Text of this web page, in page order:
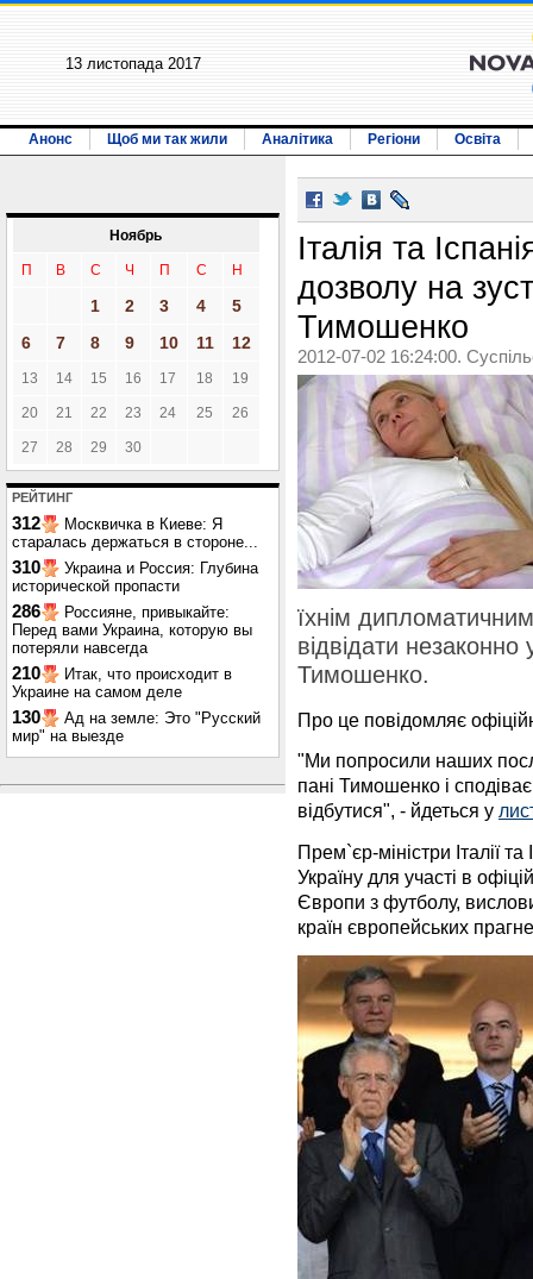
13 листопада 2017
Анонс Щоб ми так жили Аналітика Регіони Освіта
Ноябрь
П В С Ч П С Н
1 2 3 4
5
6
7 8 9 10 11 12
13 14 15 16 17 18 19
20 21 22 23 24 25 26
27 28 29 30
РЕЙТИНГ
312
Москвичка в Киеве: Я
старалась держаться в стороне...
310
Украина и Россия: Глубина
исторической пропасти
286
Россияне, привыкайте:
Перед вами Украина, которую вы
потеряли навсегда
210
Итак, что происходит в
Украине на самом деле
130
Ад на земле: Это "Русский
мир" на выезде
Італія та
дозволу на
Тимошенко
2012-07-02 16:24:00.
їхнім
відвідати
Тимошенко.
Про це повідомляє
"Ми попросили наших
пані Тимошенко і
відбутися", - йдеться у
Прем`єр-міністри Італії
Україну для участі в
Європи з футболу,
країн європейських